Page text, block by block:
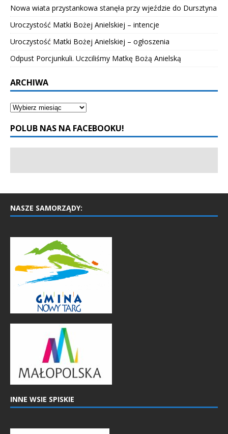
Nowa wiata przystankowa stanęła przy wjeździe do Dursztyna
Uroczystość Matki Bożej Anielskiej – intencje
Uroczystość Matki Bożej Anielskiej – ogłoszenia
Odpust Porcjunkuli. Uczciliśmy Matkę Bożą Anielską
ARCHIWA
POLUB NAS NA FACEBOOKU!
NASZE SAMORZĄDY:
INNE WSIE SPISKIE